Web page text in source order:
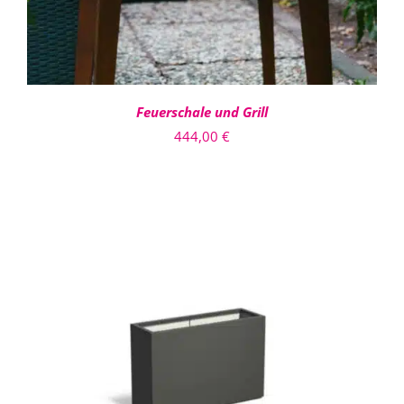
Feuerschale und Grill
444,00 €
AUSFÜHRUNG WÄHLEN
PRODUKT
WEIST